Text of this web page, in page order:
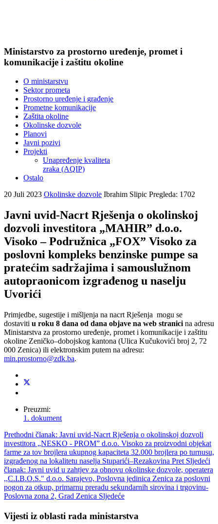
Ministarstvo za prostorno uređenje, promet i
komunikacije i zaštitu okoline
O ministarstvu
Sektor prometa
Prostorno uređenje i građenje
Prometne komunikacije
Zaštita okoline
Okolinske dozvole
Planovi
Javni pozivi
Projekti
Unapređenje kvaliteta
zraka (AQIP)
Ostalo
20 Juli 2023 Okolinske dozvole Ibrahim Slipic Pregleda: 1702
Javni uvid-Nacrt Rješenja o okolinskoj
dozvoli investitora „MAHIR” d.o.o.
Visoko – Podružnica „FOX” Visoko za
poslovni kompleks benzinske pumpe sa
pratećim sadržajima i samouslužnom
autopraonicom izgrađenog u naselju
Uvorići
Primjedbe, sugestije i mišljenja na nacrt Rješenja mogu se
dostaviti u roku 8 dana od dana objave na web stranici na adresu
Ministarstva za prostorno uređenje, promet i komunikacije i zaštitu
okoline Zeničko–dobojskog kantona (Ulica Kučukovići broj 2, 72
000 Zenica) ili elektronskim putem na adresu:
min.prostorno@zdk.ba.
Preuzmi:
1. dokument
Prethodni članak: Javni uvid-Nacrt Rješenja o okolinskoj dozvoli
investitora „NESKO - PROM” d.o.o. Visoko za proizvodni objekat
farme za tov brojlera ukupnog kapaciteta 32.000 brojlera po turnusu,
izgrađenog na lokalitetu naselja Stuparići–Rezakovina Pret Sljedeći
članak: Javni uvid u zahtjev za obnovu okolinske dozvole, operatera
,,C.I.B.O.S." d.o.o. Sarajevo, Poslovna jedinica Zenica za poslovni
pogon za otkup, primarnu preradu sekundarnih sirovina i trgovinu-
Poslovna zona 2, Grad Zenica Sljedeće
Vijesti iz oblasti rada ministarstva